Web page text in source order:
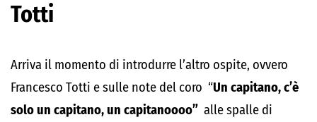
Totti
Arriva il momento di introdurre l’altro ospite, ovvero
Francesco Totti e sulle note del coro “Un capitano, c’è
solo un capitano, un capitanoooo” alle spalle di